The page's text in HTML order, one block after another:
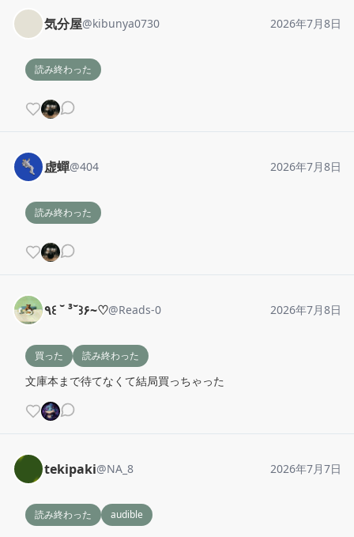
気分屋@kibunya0730 2026年7月8日
読み終わった
虚蟬@404 2026年7月8日
読み終わった
٩꒰ ˘ ³˘꒱۶~♡@Reads-0 2026年7月8日
買った 読み終わった
文庫本まで待てなくて結局買っちゃった
tekipaki@NA_8 2026年7月7日
読み終わった audible